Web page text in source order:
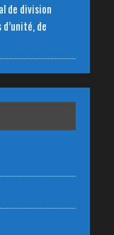
de division
de